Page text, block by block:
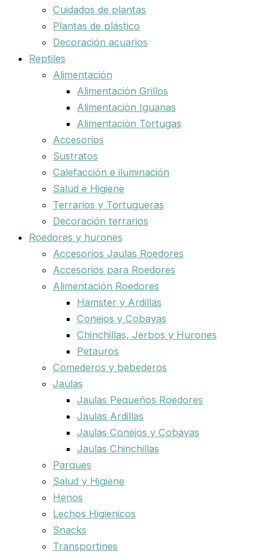
Cuidados de plantas
Plantas de plástico
Decoración acuarios
Reptiles
Alimentación
Alimentación Grillos
Alimentación Iguanas
Alimentación Tortugas
Accesorios
Sustratos
Calefacción e iluminación
Salud e Higiene
Terrarios y Tortugueras
Decoración terrarios
Roedores y hurones
Accesorios Jaulas Roedores
Accesorios para Roedores
Alimentación Roedores
Hamster y Ardillas
Conejos y Cobayas
Chinchillas, Jerbos y Hurones
Petauros
Comederos y bebederos
Jaulas
Jaulas Pequeños Roedores
Jaulas Ardillas
Jaulas Conejos y Cobayas
Jaulas Chinchillas
Parques
Salud y Higiene
Henos
Lechos Higienicos
Snacks
Transportines